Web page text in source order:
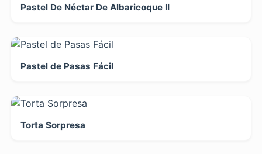
Pastel De Néctar De Albaricoque II
Pastel de Pasas Fácil
Torta Sorpresa